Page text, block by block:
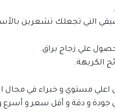
التي تجعلك تشعرين
علي زجاج براق.
الكريهة.
اعلي مستوي و خبراء في
جودة و دقة و أقل سعر و